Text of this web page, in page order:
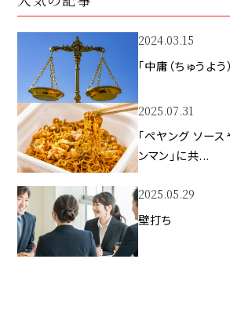
2024.03.15
「中庸（ちゅうよ
2025.07.31
「ペヤング ソース
ンマン」に共...
2025.05.29
壁打ち